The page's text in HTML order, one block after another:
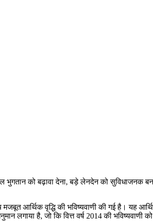
को बढ़ावा देना, बड़े लेनदेन को सुविधाजनक
आर्थिक वृद्धि की भविष्यवाणी की गई है। यह
लगाया है, जो कि वित्त वर्ष 2014 की भविष्यवाणी को